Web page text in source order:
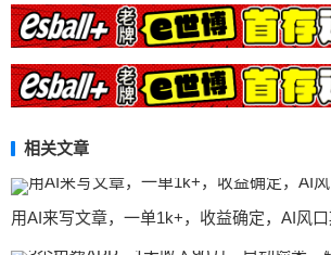
相关文章
用AI来写文章，一单1k+，收益确定，AI风口